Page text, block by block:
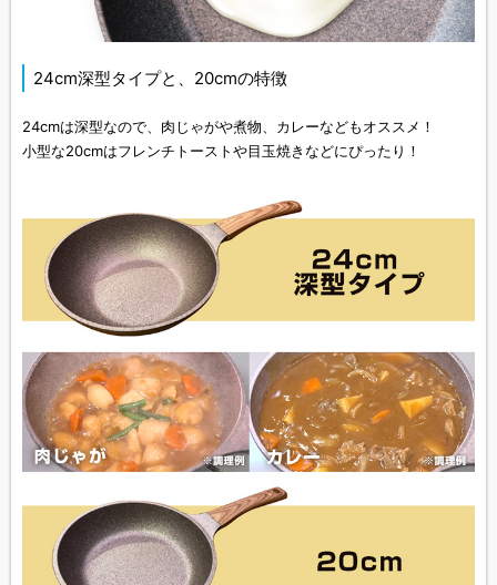
24cm深型タイプと、20cmの特徴
24cmは深型なので、肉じゃがや煮物、カレーなどもオススメ！
小型な20cmはフレンチトーストや目玉焼きなどにぴったり！